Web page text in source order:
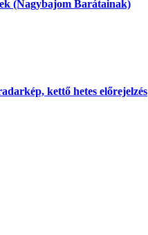
(Nagybajom Barátainak)
kettő hetes előrejelzés